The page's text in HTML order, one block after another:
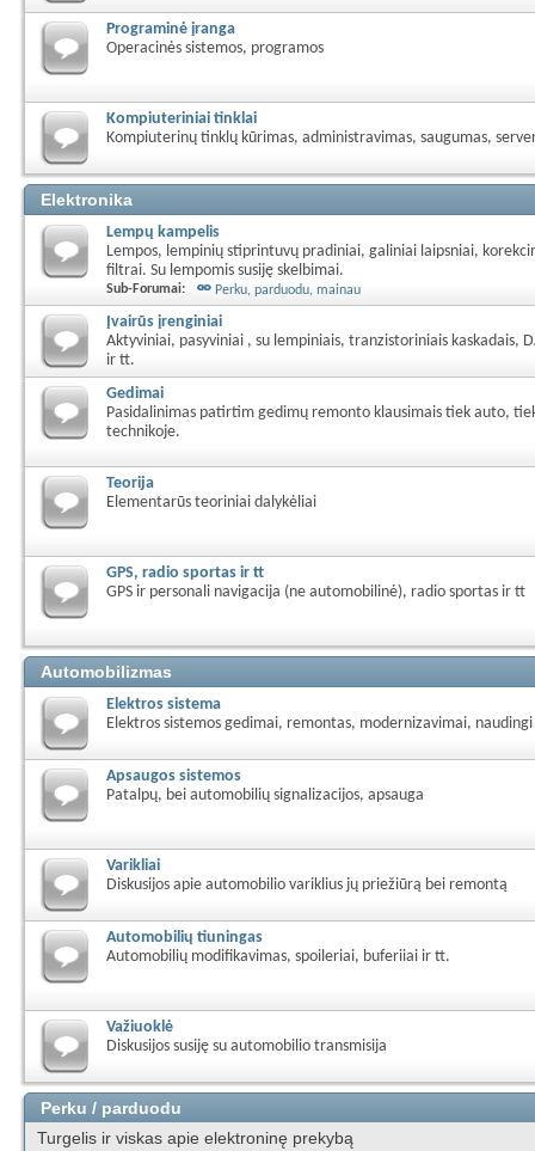
Programinė įranga
Operacinės sistemos, programos
Kompiuteriniai tinklai
Kompiuterinų tinklų kūrimas, administravimas, saugumas,
Elektronika
Lempų kampelis
Lempos, lempinių stiprintuvų pradiniai, galiniai laipsniai,
filtrai. Su lempomis susiję skelbimai.
Sub-Forumai: Perku, parduodu, mainau
Įvairūs įrenginiai
Aktyviniai, pasyviniai , su lempiniais, tranzistoriniais kaskadais,
ir tt.
Gedimai
Pasidalinimas patirtim gedimų remonto klausimais tiek auto,
technikoje.
Teorija
Elementarūs teoriniai dalykėliai
GPS, radio sportas ir tt
GPS ir personali navigacija (ne automobilinė), radio sportas ir tt
Automobilizmas
Elektros sistema
Elektros sistemos gedimai, remontas, modernizavimai,
Apsaugos sistemos
Patalpų, bei automobilių signalizacijos, apsauga
Varikliai
Diskusijos apie automobilio variklius jų priežiūrą bei remontą
Automobilių tiuningas
Automobilių modifikavimas, spoileriai, buferiiai ir tt.
Važiuoklė
Diskusijos susiję su automobilio transmisija
Perku / parduodu
Turgelis ir viskas apie elektroninę prekybą